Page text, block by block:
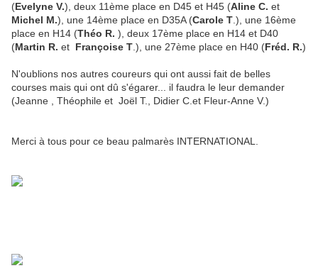
(Evelyne V.), deux 11ème place en D45 et H45 (Aline C. et
Michel M.), une 14ème place en D35A (Carole T .), une 16ème
place en H14 (Théo R. ), deux 17ème place en H14 et D40
(Martin R. et Françoise T .), une 27ème place en H40 (Fréd. R.)
N'oublions nos autres coureurs qui ont aussi fait de belles
courses mais qui ont dû s'égarer... il faudra le leur demander
(Jeanne , Théophile et Joël T., Didier C.et Fleur-Anne V.)
Merci à tous pour ce beau palmarès INTERNATIONAL.